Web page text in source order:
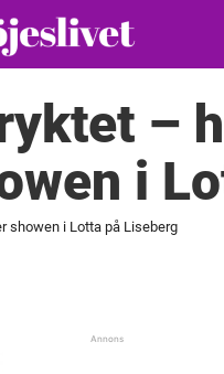
–
i
showen i Lotta på Liseberg